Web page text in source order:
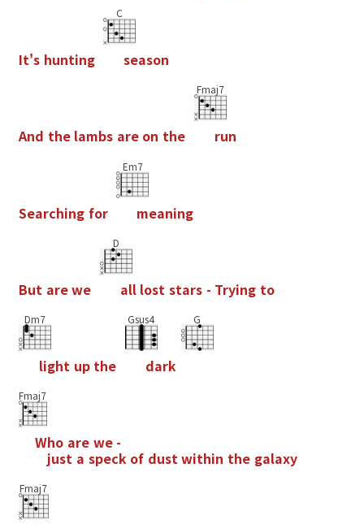
It's hunting
C
season
And the lambs are on the
Fmaj7
run
Searching for
Em7
meaning
But arewe
D
all lost stars - Trying to
Dm7
light up the
Gsus4
dark
G
Fmaj7
Who are we -
just a speck of dustwithin the galaxy
Fmaj7